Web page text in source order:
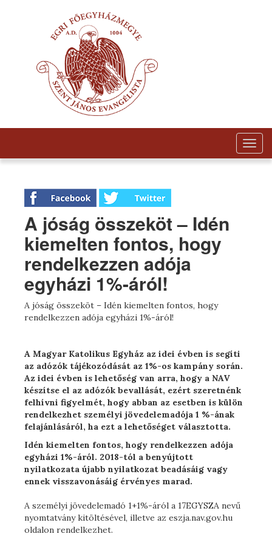
A jóság összeköt – Idén
kiemelten fontos, hogy
rendelkezzen adója
egyházi 1%-áról!
A jóság összeköt – Idén kiemelten fontos, hogy
rendelkezzen adója egyházi 1%-áról!
A Magyar Katolikus Egyház az idei évben is segíti
az adózók tájékozódását az 1%-os kampány során.
Az idei évben is lehetőség van arra, hogy a NAV
készítse el az adózók bevallását, ezért szeretnénk
felhívni figyelmét, hogy abban az esetben is külön
rendelkezhet személyi jövedelemadója 1 %-ának
felajánlásáról, ha ezt a lehetőséget választotta.
Idén kiemelten fontos, hogy rendelkezzen adója
egyházi 1%-áról. 2018-tól a benyújtott
nyilatkozata újabb nyilatkozat beadásáig vagy
ennek visszavonásáig érvényes marad.
A személyi jövedelemadó 1+1%-áról a 17EGYSZA nevű
nyomtatvány kitöltésével, illetve az eszja.nav.gov.hu
oldalon rendelkezhet.